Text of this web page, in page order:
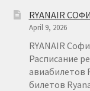
RYANAIR
April 9, 2026
RYANAIR
Расписание
авиабилетов
билетов